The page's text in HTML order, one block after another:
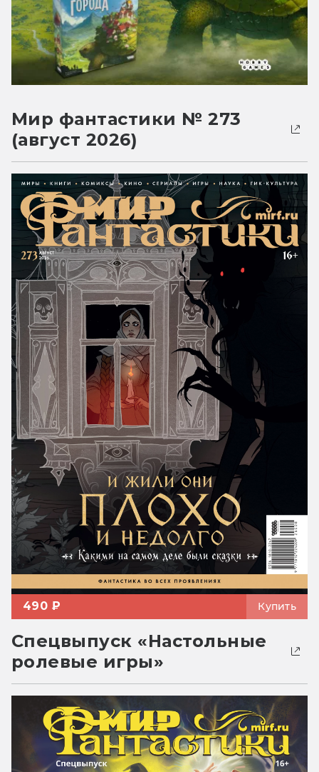
Мир фантастики № 273
(август 2026)
490 ₽ Купить
Спецвыпуск «Настольные
ролевые игры»